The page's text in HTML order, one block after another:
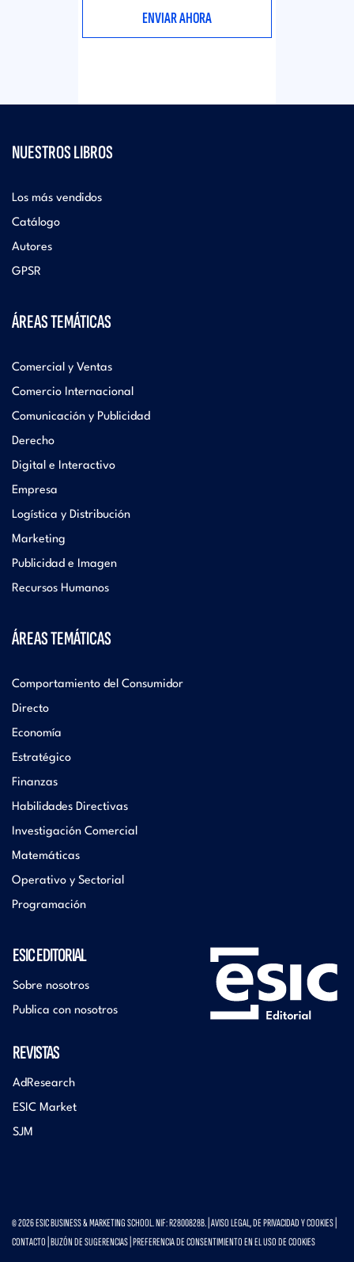
NUESTROS LIBROS
Los más vendidos
Catálogo
Autores
GPSR
ÁREAS TEMÁTICAS
Comercial y Ventas
Comercio Internacional
Comunicación y Publicidad
Derecho
Digital e Interactivo
Empresa
Logística y Distribución
Marketing
Publicidad e Imagen
Recursos Humanos
ÁREAS TEMÁTICAS
Comportamiento del Consumidor
Directo
Economía
Estratégico
Finanzas
Habilidades Directivas
Investigación Comercial
Matemáticas
Operativo y Sectorial
Programación
ESIC EDITORIAL
Sobre nosotros
Publica con nosotros
REVISTAS
AdResearch
ESIC Market
SJM
© 2026 ESIC BUSINESS & MARKETING SCHOOL. NIF: R2800828B. | AVISO LEGAL, DE PRIVACIDAD Y COOKIES
CONTACTO BUZÓN DE SUGERENCIAS PREFERENCIA DE CONSENTIMIENTO EN EL USO DE COOKIES